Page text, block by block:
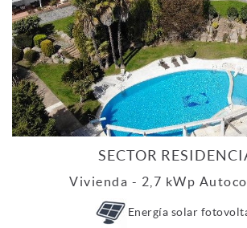
SECTOR
Vivienda - 2,7 kWp
Energía solar